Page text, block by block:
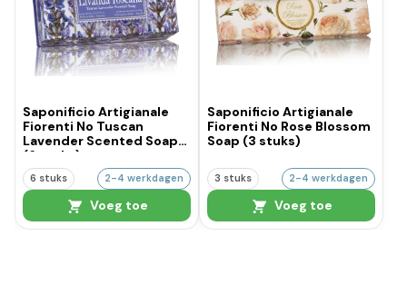
Saponificio Artigianale
Fiorenti No Tuscan
Lavender Scented Soap
(6 stuks)
6 stuks 2-4 werkdagen
Voeg toe
Saponificio Artigianale
Fiorenti No Rose Blossom
Soap (3 stuks)
3 stuks 2-4 werkdagen
Voeg toe